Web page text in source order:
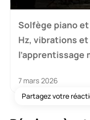
Solfège piano
Hz, vibrations
l’apprentissage
7 mars 2026
Partagez votre